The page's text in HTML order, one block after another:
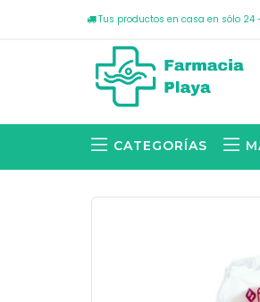
Tus productos en casa en sólo 24
CATEGORÍAS